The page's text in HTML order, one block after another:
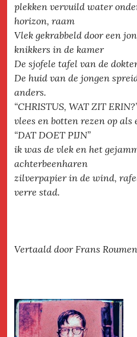
plekken vervuild water
horizon, raam
Vlek gekrabbeld door een
knikkers in de kamer
De sjofele tafel van de
De huid van de jongen
anders.
“CHRISTUS, WAT ZIT
vlees en botten rezen op als
“DAT DOET PIJN”
ik was de vlek en het
achterbeenharen
zilverpapier in de wind,
verre stad.
Vertaald door Frans Roumen